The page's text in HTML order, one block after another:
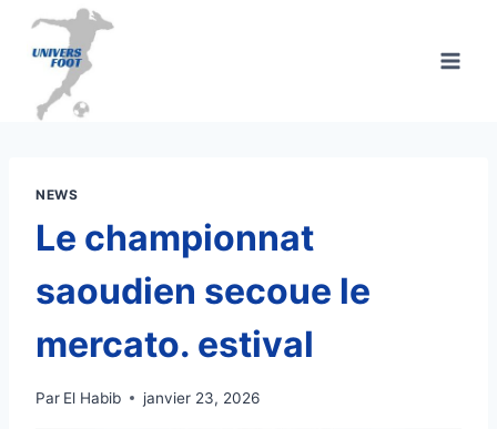
Aller
contenu
NEWS
Le championnat
saoudien secoue le
mercato. estival
Par El Habib janvier 23, 2026